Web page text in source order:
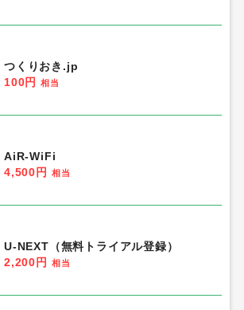
つくりおき.jp
100円
相当
AiR-WiFi
4,500円
相当
U-NEXT（無料トライアル登録）
2,200円
相当